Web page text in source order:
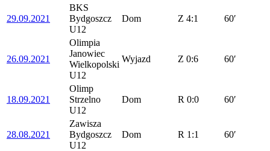
29.09.2021
BKS
Bydgoszcz
U12
Dom Z 4:1 60′
26.09.2021
Olimpia
Janowiec
Wielkopolski
U12
Wyjazd Z 0:6 60′
18.09.2021
Olimp
Strzelno
U12
Dom R 0:0 60′
28.08.2021
Zawisza
Bydgoszcz
U12
Dom R 1:1 60′